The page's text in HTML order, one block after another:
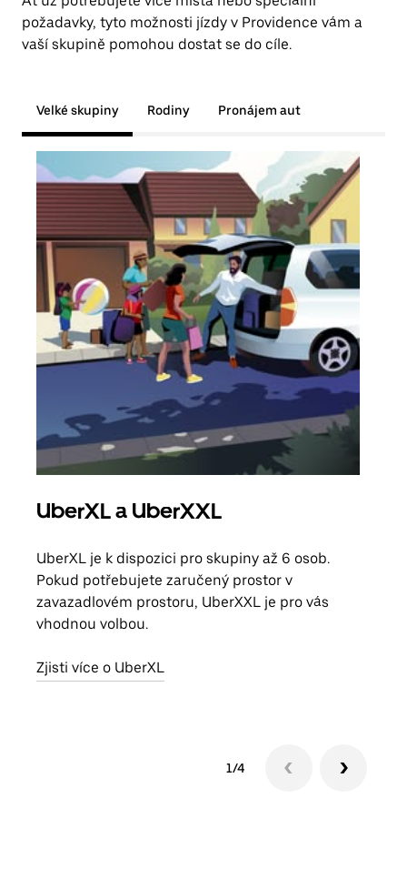
požadavky, tyto možnosti jízdy v Providence vám a
vaší skupině pomohou dostat se do cíle.
Velké skupiny Rodiny Pronájem aut
UberXL a UberXXL
UberXL je k dispozici pro skupiny až 6 osob.
Pokud potřebujete zaručený prostor v
zavazadlovém prostoru, UberXXL je pro vás
vhodnou volbou.
Zjisti více o UberXL
1/4